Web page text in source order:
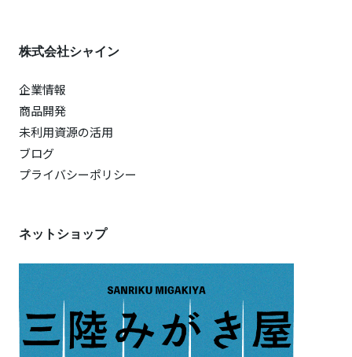
株式会社シャイン
企業情報
商品開発
未利用資源の活用
ブログ
プライバシーポリシー
ネットショップ